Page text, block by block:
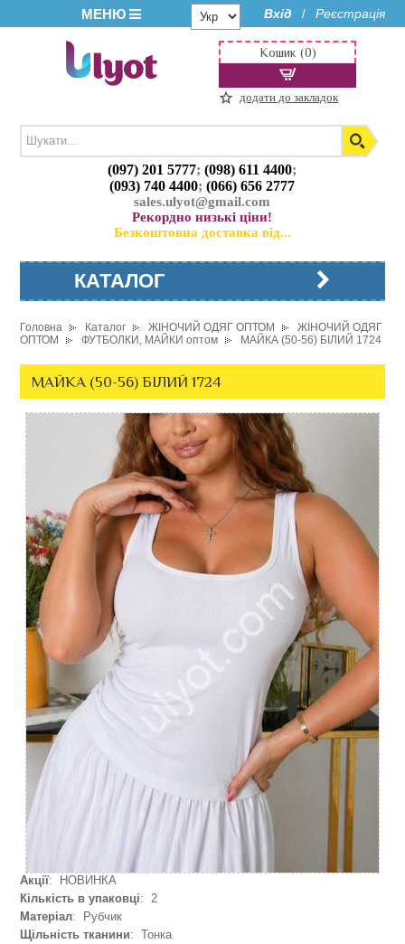
МЕНЮ Вхід / Реєстрація
(097) 201 5777;(098) 611 4400;
(093) 740 4400;(066) 656 2777
sales.ulyot@gmail.com
Рекордно низькі ціни!
Безкоштовна доставка від...
Кошик (0)
додати до закладок
КАТАЛОГ
Головна Каталог ЖІНОЧИЙ ОДЯГ ОПТОМ
ЖІНОЧИЙ ОДЯГ
ОПТОМ
ФУТБОЛКИ, МАЙКИ оптом МАЙКА (50-56) БІЛИЙ 1724
МАЙКА (50-56) БІЛИЙ 1724
Акції: НОВИНКА
Кількість в упаковці: 2
Матеріал: Рубчик
Щільність тканини: Тонка